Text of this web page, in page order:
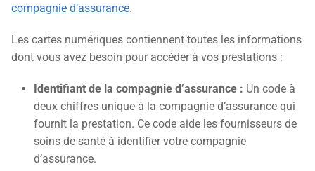
compagnie d’assurance.
Les cartes numériques contiennent toutes les informations
dont vous avez besoin pour accéder à vos prestations :
Identifiant de la compagnie d’assurance : Un code à
deux chiffres unique à la compagnie d’assurance qui
fournit la prestation. Ce code aide les fournisseurs de
soins de santé à identifier votre compagnie
d’assurance.